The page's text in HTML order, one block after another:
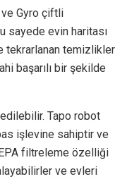
Gyro çiftli
sayede evin haritası
tekrarlanan temizlikler
başarılı bir şekilde
Tapo robot
işlevine sahiptir ve
filtreleme özelliği
ve evleri